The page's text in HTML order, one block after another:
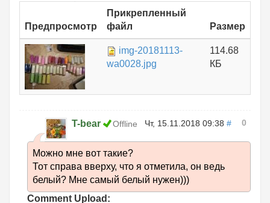
Предпросмотр
Прикрепленный
файл
Размер
img-20181113-
wa0028.jpg
114.68
КБ
T-bear Offline Чт, 15.11.2018 09:38 # 0
Можно мне вот такие?
Тот справа вверху, что я отметила, он ведь
белый? Мне самый белый нужен)))
Comment Upload: